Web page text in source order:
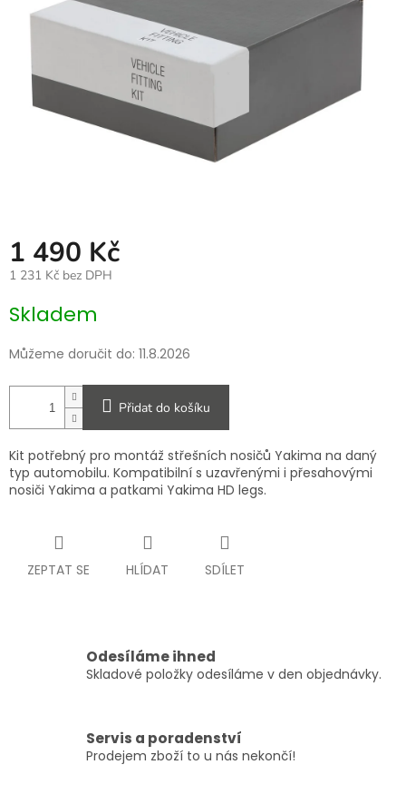
hvězdiček.
1 490 Kč
1 231 Kč bez DPH
cena:
Skladem
Můžeme doručit do: 11.8.2026
Přidat do košíku
Kit potřebný pro montáž střešních nosičů Yakima na daný
typ automobilu. Kompatibilní s uzavřenými i přesahovými
nosiči Yakima a patkami Yakima HD legs.
ZEPTAT SE HLÍDAT SDÍLET
Odesíláme ihned
Skladové položky odesíláme v den objednávky.
Servis a poradenství
Prodejem zboží to u nás nekončí!